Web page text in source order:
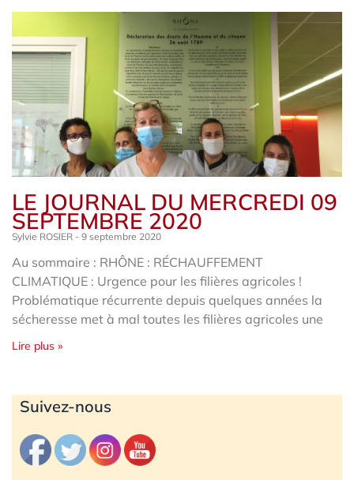
LE JOURNAL DU MERCREDI 09
SEPTEMBRE 2020
Sylvie ROSIER 9 septembre 2020
Au sommaire : RHÔNE : RÉCHAUFFEMENT
CLIMATIQUE : Urgence pour les filières agricoles !
Problématique récurrente depuis quelques années la
sécheresse met à mal toutes les filières agricoles une
Lire plus »
Suivez-nous
Archives